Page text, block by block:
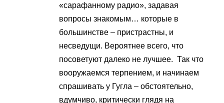
«сарафанному радио», задавая
вопросы знакомым… которые в
большинстве – пристрастны, и
несведущи. Вероятнее всего, что
посоветуют далеко не лучшее. Так что
вооружаемся терпением, и начинаем
спрашивать у Гугла – обстоятельно,
вдумчиво, критически глядя на